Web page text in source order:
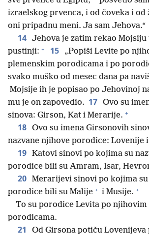
izraelskog prvenca, i od čoveka i od
oni pripadnu meni. Ja sam Jehova.“
14 Jehova je zatim rekao Mojsiju
pustinji: + 15
„Popiši Levite po
plemenskim porodicama i po
svako muško od mesec dana pa
Mojsije ih je popisao po Jehovinoj
mu je on zapovedio. 17 Ovo su
sinova: Girson, Kat i Merarije. +
18 Ovo su imena Girsonovih
nazvane njihove porodice: Lovenije
19 Katovi sinovi po kojima su
porodice bili su Amram, Isar,
20 Merarijevi sinovi po kojima
porodice bili su Malije + i Musije. +
To su porodice Levita po
porodicama.
21 Od Girsona potiču